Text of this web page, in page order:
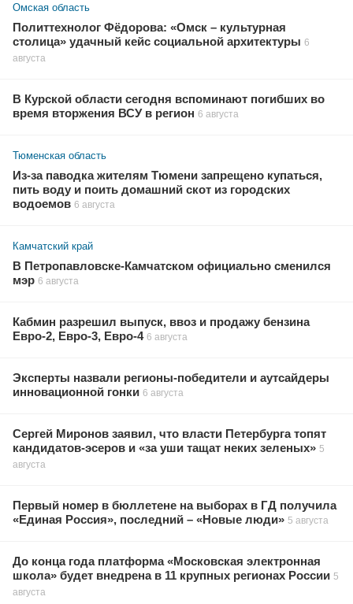
Омская область
Политтехнолог Фёдорова: «Омск – культурная
столица» удачный кейс социальной архитектуры 6
августа
В Курской области сегодня вспоминают погибших во
время вторжения ВСУ в регион 6 августа
Тюменская область
Из-за паводка жителям Тюмени запрещено купаться,
пить воду и поить домашний скот из городских
водоемов 6 августа
Камчатский край
В Петропавловске-Камчатском официально сменился
мэр 6 августа
Кабмин разрешил выпуск, ввоз и продажу бензина
Евро-2, Евро-3, Евро-4 6 августа
Эксперты назвали регионы-победители и аутсайдеры
инновационной гонки 6 августа
Сергей Миронов заявил, что власти Петербурга топят
кандидатов-эсеров и «за уши тащат неких зеленых» 5
августа
Первый номер в бюллетене на выборах в ГД получила
«Единая Россия», последний – «Новые люди» 5 августа
До конца года платформа «Московская электронная
школа» будет внедрена в 11 крупных регионах России 5
августа